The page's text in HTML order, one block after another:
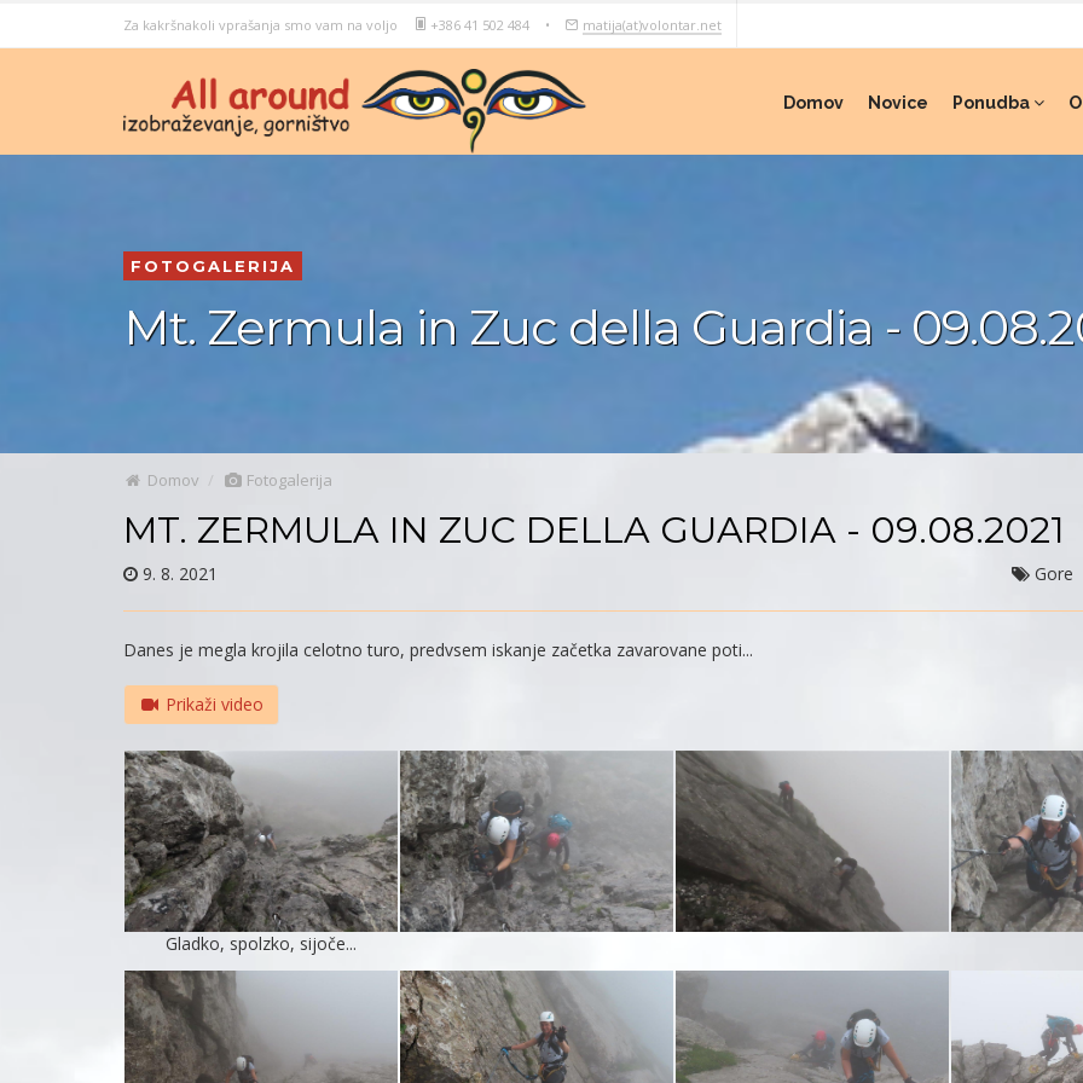
Za kakršnakoli vprašanja smo vam na voljo +386 41 502 484 • matija(at)volontar.net
Domov Novice Ponudba
FOTOGALERIJA
Mt. Zermula in Zuc della Guardia -
Domov Fotogalerija
MT. ZERMULA IN ZUC DELLA GUARDIA - 09.08.2021
9. 8. 2021 Gore
Danes je megla krojila celotno turo, predvsem iskanje začetka zavarovane poti...
Prikaži video
Gladko, spolzko, sijoče...